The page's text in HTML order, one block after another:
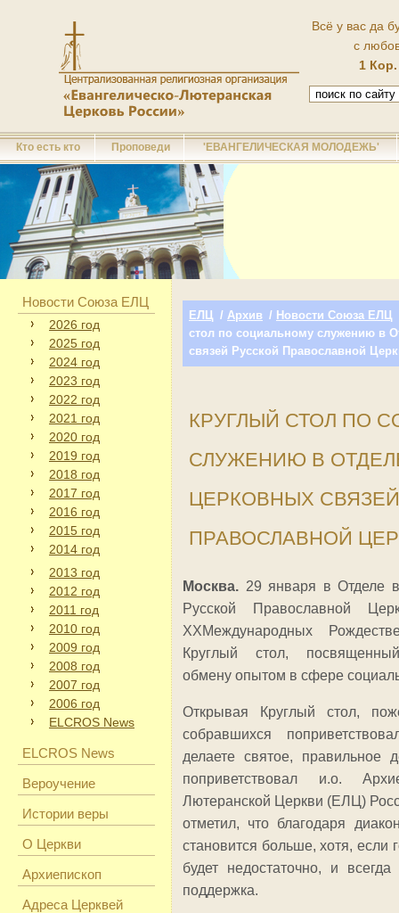
Всё у вас да
с
1
Кто есть кто Проповеди 'ЕВАНГЕЛИЧЕСКАЯ МОЛОДЕЖЬ'
Новости Союза ЕЛЦ
2026 год
2025 год
2024 год
2023 год
2022 год
2021 год
2020 год
2019 год
2018 год
2017 год
2016 год
2015 год
2014 год
2013 год
2012 год
2011 год
2010 год
2009 год
2008 год
2007 год
2006 год
ELCROS News
ELCROS News
Вероучение
Истории веры
О Церкви
Архиепископ
Адреса Церквей
ЕЛЦ / Архив / Новости Союза ЕЛЦ
стол по социальному служению в
связей Русской Православной
КРУГЛЫЙ СТОЛ ПО
СЛУЖЕНИЮ В
ЦЕРКОВНЫХ
ПРАВОСЛАВНОЙ
Москва. 29 января в Отделе
Русской Православной
XXМеждународных
Круглый стол,
обмену опытом в сфере
Открывая Круглый стол,
собравшихся
делаете святое, правильное
поприветствовал и.о.
Лютеранской Церкви (ЕЛЦ)
отметил, что благодаря
становится больше, хотя, если
будет недостаточно, и
поддержка.